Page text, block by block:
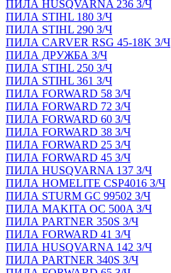
ПИЛА HUSQVARNA 236 З/Ч
ПИЛА STIHL 180 З/Ч
ПИЛА STIHL 290 З/Ч
ПИЛА CARVER RSG 45-18K З/Ч
ПИЛА ДРУЖБА З/Ч
ПИЛА STIHL 250 З/Ч
ПИЛА STIHL 361 З/Ч
ПИЛА FORWARD 58 З/Ч
ПИЛА FORWARD 72 З/Ч
ПИЛА FORWARD 60 З/Ч
ПИЛА FORWARD 38 З/Ч
ПИЛА FORWARD 25 З/Ч
ПИЛА FORWARD 45 З/Ч
ПИЛА HUSQVARNA 137 З/Ч
ПИЛА HOMELITE CSP4016 З/Ч
ПИЛА STURM GC 99502 З/Ч
ПИЛА MAKITA OC 500A З/Ч
ПИЛА PARTNER 350S З/Ч
ПИЛА FORWARD 41 З/Ч
ПИЛА HUSQVARNA 142 З/Ч
ПИЛА PARTNER 340S З/Ч